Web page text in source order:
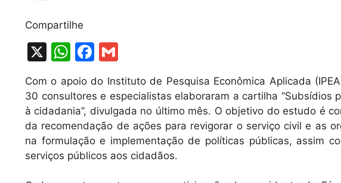
Compartilhe
X
W
h
at
s
A
p
p
F
a
c
e
b
o
o
m
ai
l
Com o apoio do Instituto de Pesquisa Econômica Aplicada
30 consultores e especialistas elaboraram a cartilha “Subsídios
à cidadania”, divulgada no último mês. O objetivo do estudo é
da recomendação de ações para revigorar o serviço civil e as
na formulação e implementação de políticas públicas, assim
serviços públicos aos cidadãos.